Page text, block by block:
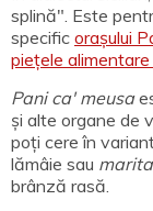
splină". Este
specific orașului
piețele
Pani ca' meusa
și alte organe de
poți cere în
lămâie sau
brânză rasă.